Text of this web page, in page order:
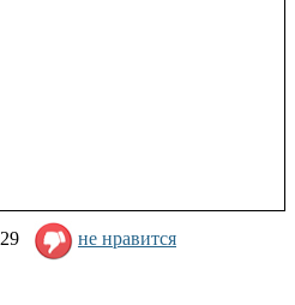
29 не нравится